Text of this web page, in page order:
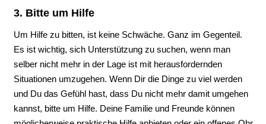
3. Bitte um Hilfe
Um Hilfe zu bitten, ist keine Schwäche. Ganz im Gegenteil.
Es ist wichtig, sich Unterstützung zu suchen, wenn man
selber nicht mehr in der Lage ist mit herausfordernden
Situationen umzugehen. Wenn Dir die Dinge zu viel werden
und Du das Gefühl hast, dass Du nicht mehr damit umgehen
kannst, bitte um Hilfe. Deine Familie und Freunde können